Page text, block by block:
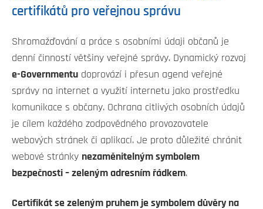
certifikátů pro veřejnou správu
Shromažďování a práce s osobními údaji občanů je
denní činností většiny veřejné správy. Dynamický rozvoj
e-Governmentu doprovází i přesun agend veřejné
správy na internet a využití internetu jako prostředku
komunikace s občany. Ochrana citlivých osobních údajů
je cílem každého zodpovědného provozovatele
webových stránek či aplikací. Je proto důležité chránit
webové stránky nezaměnitelným symbolem
bezpečnosti – zeleným adresním řádkem.
Certifikát se zeleným pruhem je symbolem důvěry na